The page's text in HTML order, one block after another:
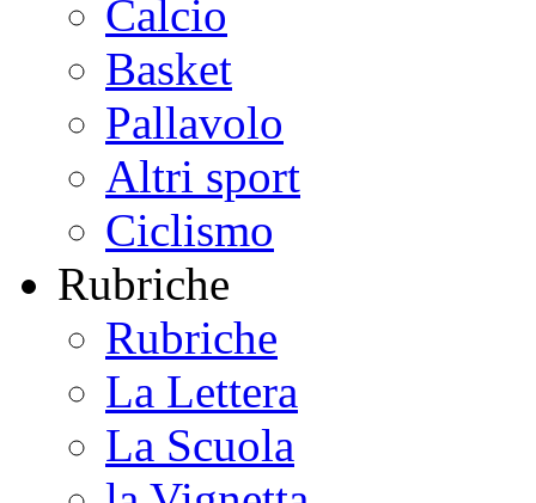
Calcio
Basket
Pallavolo
Altri sport
Ciclismo
Rubriche
Rubriche
La Lettera
La Scuola